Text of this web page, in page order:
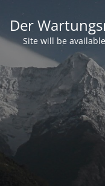
Der
Site will be